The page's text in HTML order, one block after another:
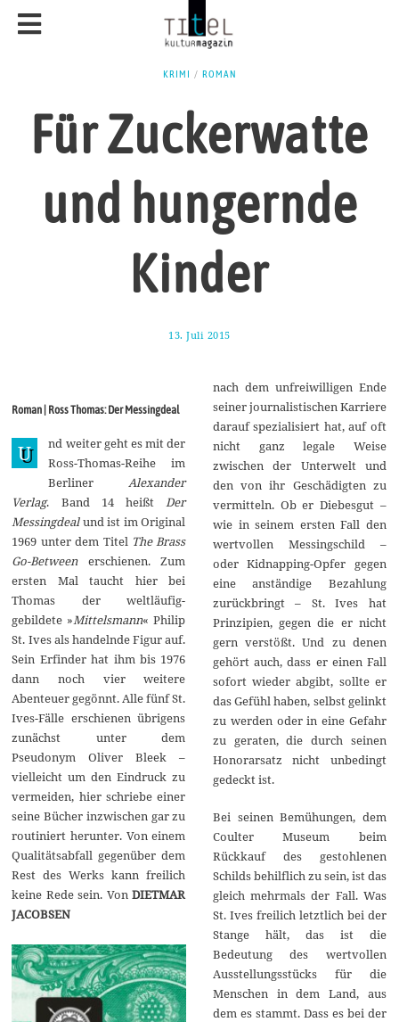
KRIMI / ROMAN
Für Zuckerwatte
und hungernde
Kinder
13. Juli 2015
u
i
2
0
1
5
Roman | Ross Thomas: Der Messingdeal
U
nd weiter geht es mit der
Ross-Thomas-Reihe im
Berliner Alexander
Verlag. Band 14 heißt Der
Messingdealund ist im Original
1969 unter dem Titel The Brass
Go-Betweenerschienen. Zum
ersten Mal taucht hier bei
Thomas der weltläufig-
gebildete »Mittelsmann« Philip
St. Ives als handelnde Figur auf.
Sein Erfinder hat ihm bis 1976
dann noch vier weitere
Abenteuer gegönnt. Alle fünf St.
Ives-Fälle erschienen übrigens
zunächst unter dem
Pseudonym Oliver Bleek –
vielleicht um den Eindruck zu
vermeiden, hier schriebe einer
seine Bücher inzwischen gar zu
routiniert herunter. Von einem
Qualitätsabfall gegenüber dem
Rest des Werks kann freilich
keine Rede sein. VonDIETMAR
JACOBSEN
nach dem unfreiwilligen Ende
seiner journalistischen Karriere
darauf spezialisiert hat, auf oft
nicht ganz legale Weise
zwischen der Unterwelt und
den von ihr Geschädigten zu
vermitteln. Ob er Diebesgut –
wie in seinem ersten Fall den
wertvollen Messingschild –
oder Kidnapping-Opfer gegen
eine anständige Bezahlung
zurückbringt – St. Ives hat
Prinzipien, gegen die er nicht
gern verstößt. Und zu denen
gehört auch, dass er einen Fall
sofort wieder abgibt, sollte er
das Gefühl haben, selbst gelinkt
zu werden oder in eine Gefahr
zu geraten, die durch seinen
Honorarsatz nicht unbedingt
gedeckt ist.
Bei seinen Bemühungen, dem
Coulter Museum beim
Rückkauf des gestohlenen
Schilds behilflich zu sein, ist das
gleich mehrmals der Fall. Was
St. Ives freilich letztlich bei der
Stange hält, das ist die
Bedeutung des wertvollen
Ausstellungsstücks für die
Menschen in dem Land, aus
dem es stammt. Dass es bei der